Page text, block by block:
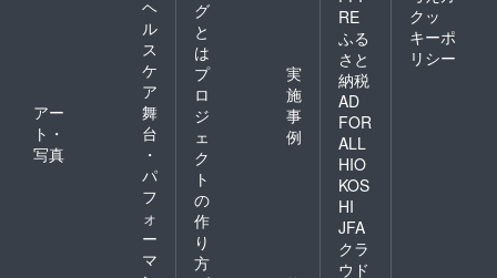
ヘ
ル
ス
ケ
ア
アー
ト・
写真
舞
台
・
パ
フ
ォ
ー
マ
グ
と
は
プ
ロ
ジ
ェ
ク
ト
の
作
り
方
実
施
事
例
RE
ふる
さと
納税
AD
FOR
ALL
HIO
KOS
HI
JFA
クラ
ウド
クッ
キーポ
リシー